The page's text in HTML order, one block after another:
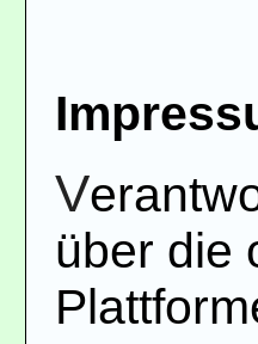
Verantwortlich für alle durch Iamonly Abigchild
über die